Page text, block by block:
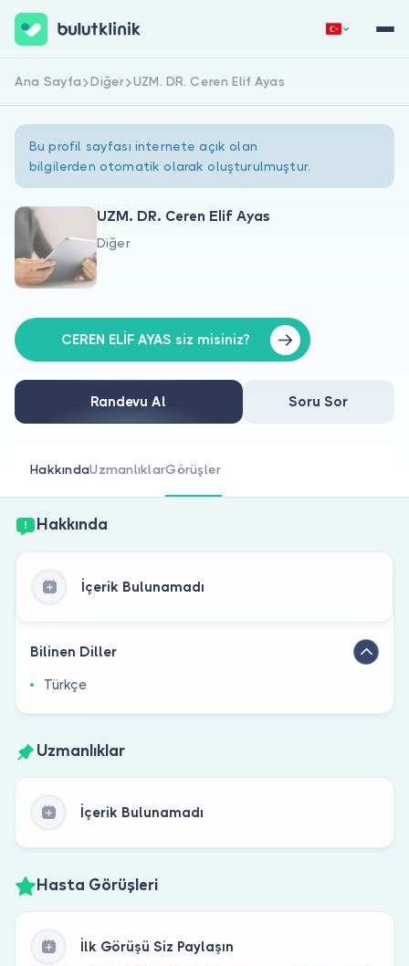
Hakkımızda
Doktorlar için
Doktor musunuz?
Hemen Kaydol Giriş Yap
Ana Sayfa Diğer UZM. DR. Ceren Elif Ayas
Bu profil sayfası internete açık olan
bilgilerden otomatik olarak oluşturulmuştur.
UZM. DR. Ceren Elif Ayas
Diğer
CEREN ELİF AYAS siz misiniz?
Randevu Al Soru Sor
HakkındaUzmanlıklarGörüşler
Hakkında
İçerik Bulunamadı
Bilinen Diller
Türkçe
Uzmanlıklar
İçerik Bulunamadı
Hasta Görüşleri
İlk Görüşü Siz Paylaşın